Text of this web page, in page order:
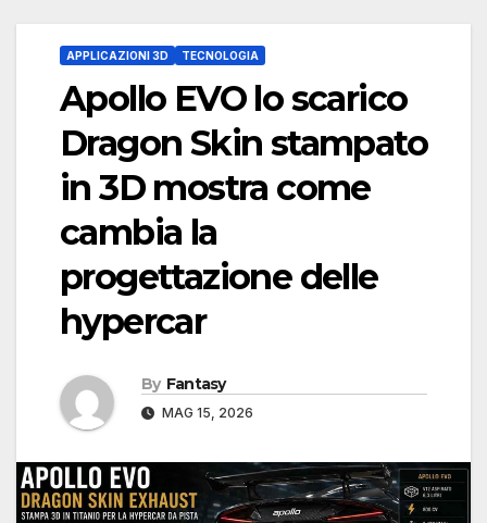
APPLICAZIONI 3D TECNOLOGIA
Apollo EVO lo scarico
Dragon Skin stampato
in 3D mostra come
cambia la
progettazione delle
hypercar
By Fantasy
MAG 15, 2026